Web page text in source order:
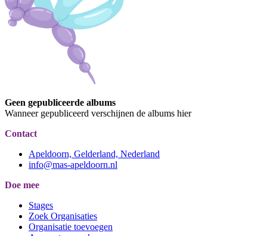
Geen gepubliceerde albums
Wanneer gepubliceerd verschijnen de albums hier
Contact
Apeldoorn, Gelderland, Nederland
info@mas-apeldoorn.nl
Doe mee
Stages
Zoek Organisaties
Organisatie toevoegen